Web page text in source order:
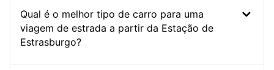
Qual é o melhor tipo de carro para uma
viagem de estrada a partir da Estação de
Estrasburgo?